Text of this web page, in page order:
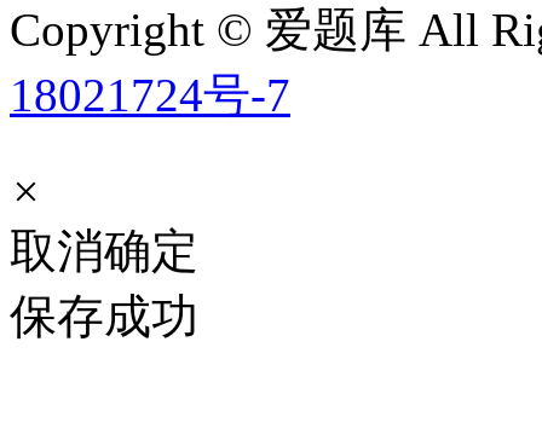
Copyright © 爱题库 All
18021724号-7
×
取消确定
保存成功